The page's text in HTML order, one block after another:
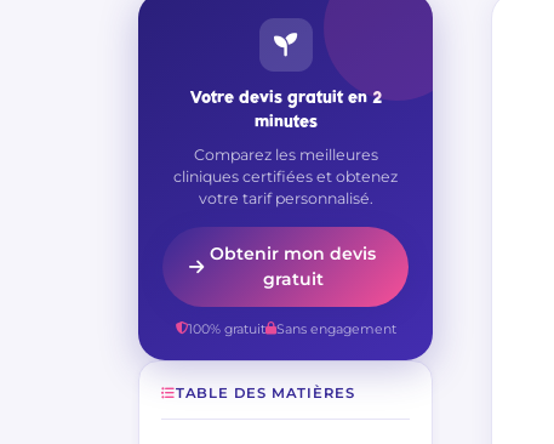
Votre devis gratuit en 2
minutes
Comparez les meilleures
cliniques certifiées et obtenez
votre tarif personnalisé.
Obtenir mon devis
gratuit
100% gratuit Sans engagement
TABLE DES MATIÈRES